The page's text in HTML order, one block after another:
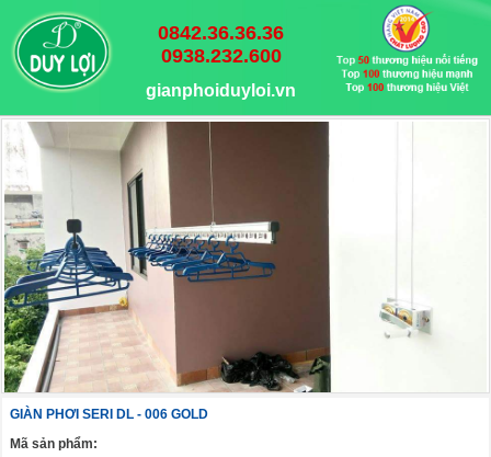
0842.36.36.36
0938.232.600
gianphoiduyloi.vn
GIÀN PHƠI SERI DL - 006 GOLD
Mã sản phẩm: